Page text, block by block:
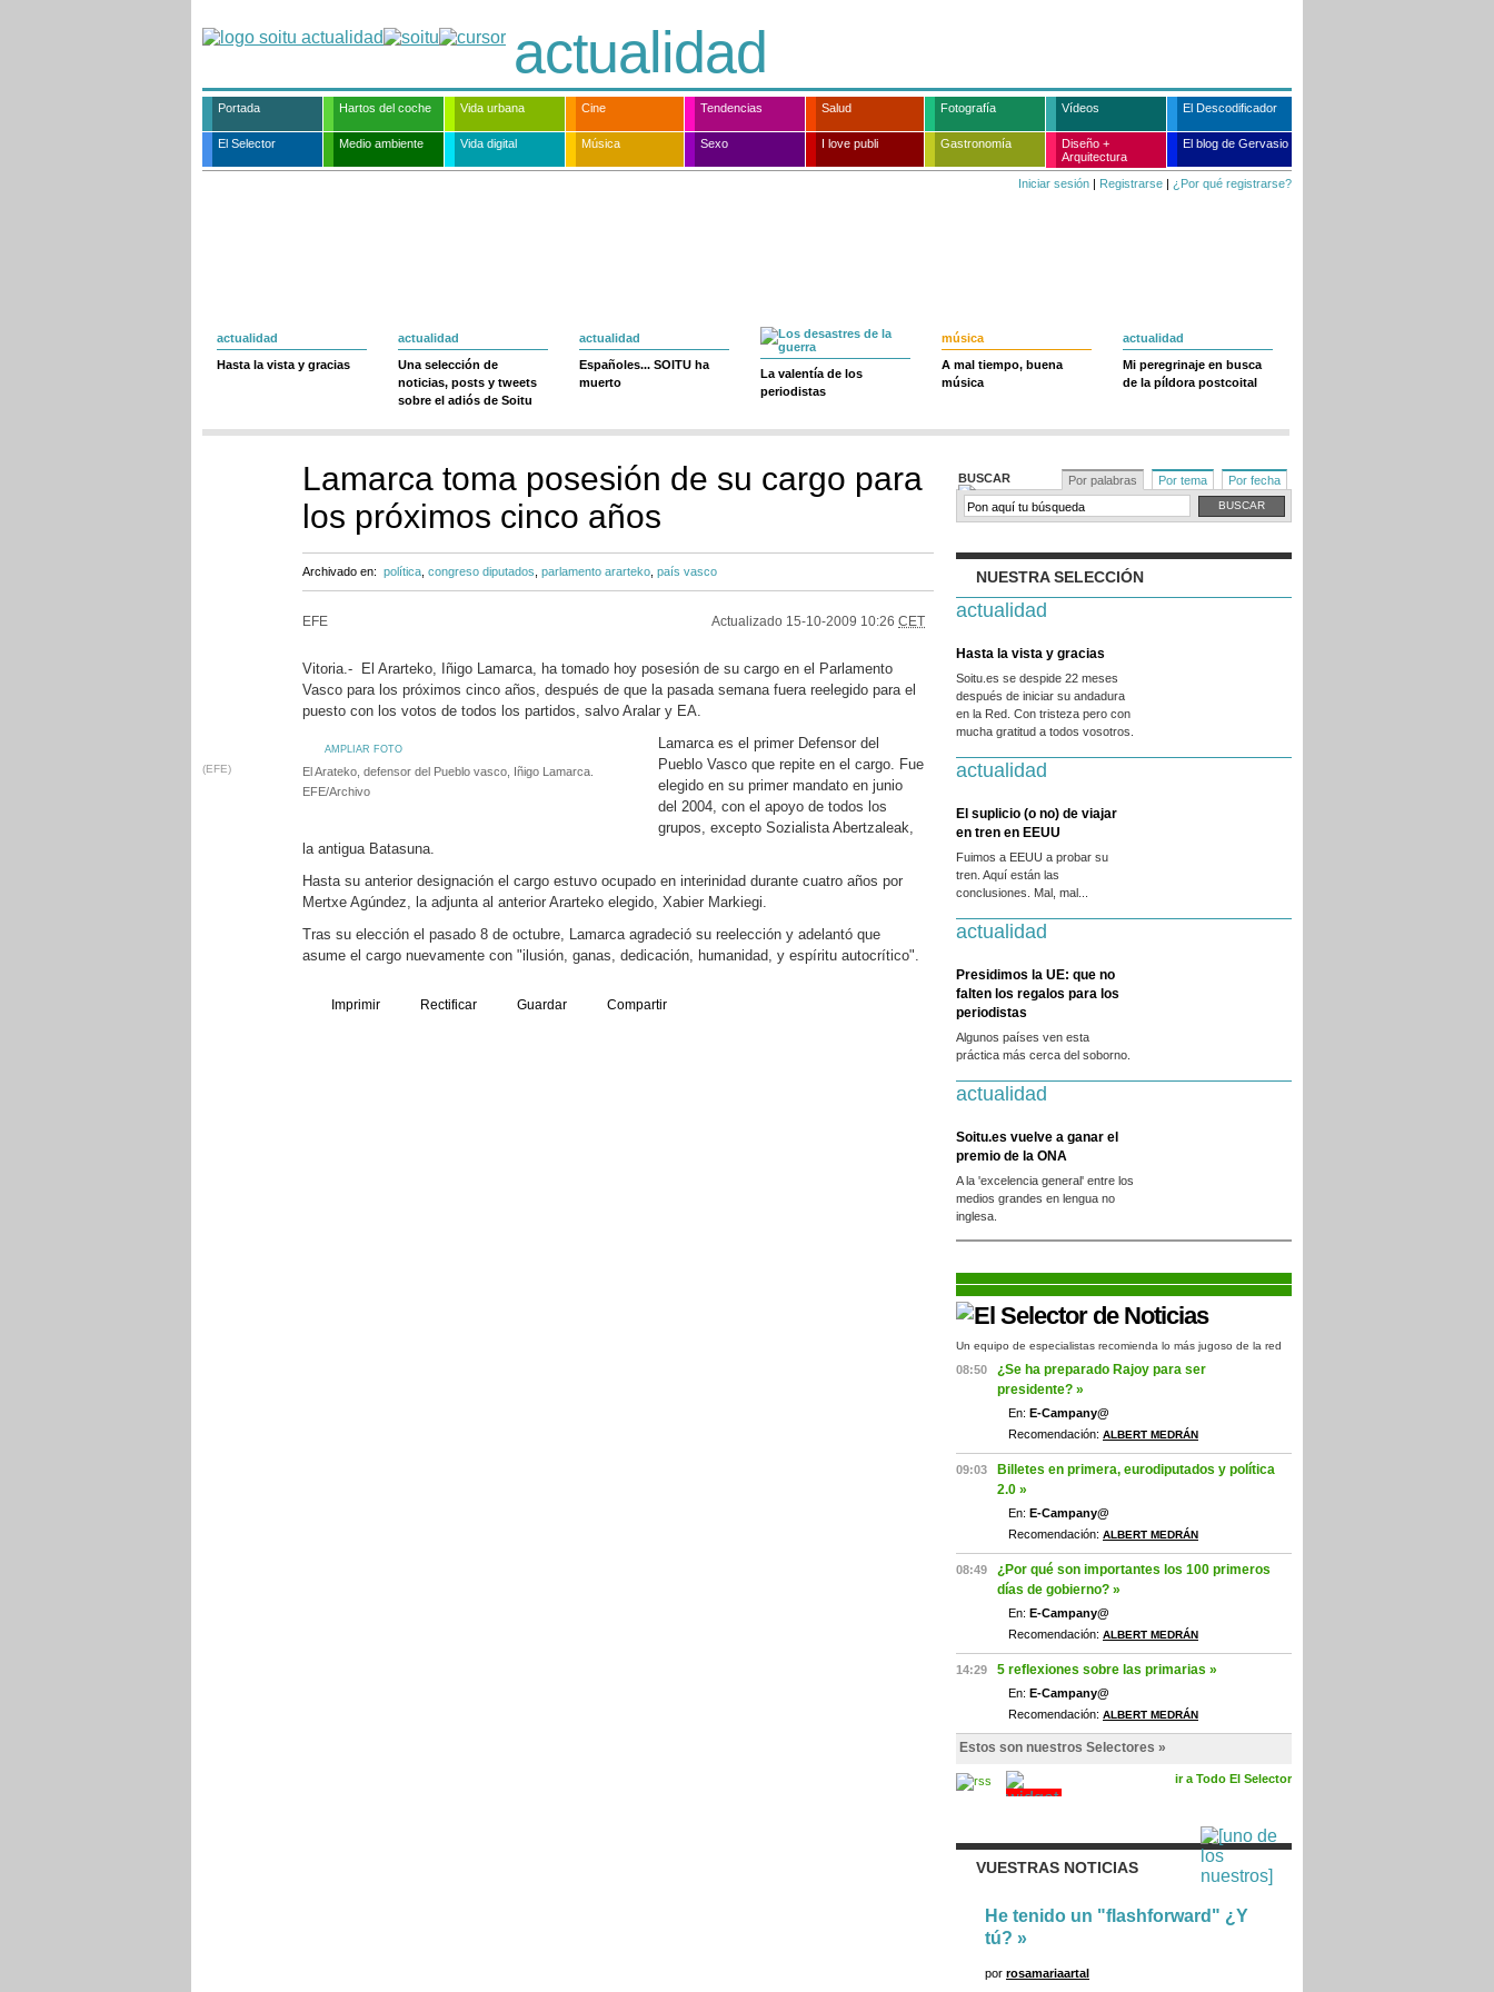
actualidad
Portada Hartos del coche Vida urbana Cine Tendencias Salud Fotografía Vídeos El Descodificador
El Selector Medio ambiente Vida digital Música Sexo I love publi Gastronomía
Diseño +
Arquitectura
El blog de Gervasio
Iniciar sesión | Registrarse | ¿Por qué registrarse?
actualidad
Hasta la vista y gracias
actualidad
Una selección de
noticias, posts y tweets
sobre el adiós de Soitu
actualidad
Españoles... SOITU ha
muerto
La valentía de los
periodistas
música
A mal tiempo, buena
música
actualidad
Mi peregrinaje en busca
de la píldora postcoital
Lamarca toma posesión de su cargo para
los próximos cinco años
Archivado en: política congreso diputados parlamento ararteko país vasco
EFE Actualizado 15-10-2009 10:26 CET
Vitoria.- El Ararteko, Iñigo Lamarca, ha tomado hoy posesión de su cargo en el Parlamento
Vasco para los próximos cinco años, después de que la pasada semana fuera reelegido para el
puesto con los votos de todos los partidos, salvo Aralar y EA.
AMPLIAR FOTO
(EFE)
El Arateko, defensor del Pueblo vasco, Iñigo Lamarca.
EFE/Archivo
Lamarca es el primer Defensor del
Pueblo Vasco que repite en el cargo. Fue
elegido en su primer mandato en junio
del 2004, con el apoyo de todos los
grupos, excepto Sozialista Abertzaleak,
la antigua Batasuna.
Hasta su anterior designación el cargo estuvo ocupado en interinidad durante cuatro años por
Mertxe Agúndez, la adjunta al anterior Ararteko elegido, Xabier Markiegi.
Tras su elección el pasado 8 de octubre, Lamarca agradeció su reelección y adelantó que
asume el cargo nuevamente con "ilusión, ganas, dedicación, humanidad, y espíritu autocrítico".
Imprimir Rectificar Guardar Compartir
BUSCAR Por palabras Por tema Por fecha
NUESTRA SELECCIÓN
actualidad
Hasta la vista y gracias
Soitu.es se despide 22 meses
después de iniciar su andadura
en la Red. Con tristeza pero con
mucha gratitud a todos vosotros.
actualidad
El suplicio (o no) de viajar
en tren en EEUU
Fuimos a EEUU a probar su
tren. Aquí están las
conclusiones. Mal, mal...
actualidad
Presidimos la UE: que no
falten los regalos para los
periodistas
Algunos países ven esta
práctica más cerca del soborno.
actualidad
Soitu.es vuelve a ganar el
premio de la ONA
A la 'excelencia general' entre los
medios grandes en lengua no
inglesa.
Un equipo de especialistas recomienda lo más jugoso de la red
08:50
¿Se ha preparado Rajoy para ser
presidente? »
En: E-Campany@
Recomendación: ALBERT MEDRÁN
09:03
Billetes en primera, eurodiputados y política
2.0 »
En: E-Campany@
Recomendación: ALBERT MEDRÁN
08:49
¿Por qué son importantes los 100 primeros
días de gobierno? »
En: E-Campany@
Recomendación: ALBERT MEDRÁN
14:29 5 reflexiones sobre las primarias »
En: E-Campany@
Recomendación: ALBERT MEDRÁN
Estos son nuestros Selectores »
ir a Todo El Selector
VUESTRAS NOTICIAS
He tenido un "flashforward" ¿Y
tú? »
por rosamariaartal